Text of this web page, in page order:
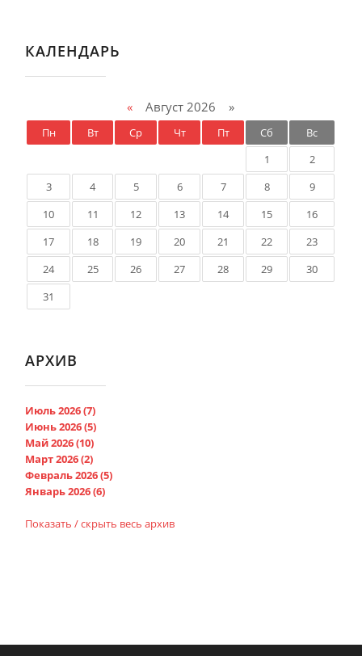
КАЛЕНДАРЬ
« Август 2026 »
Пн Вт Ср Чт Пт Сб
Вс
1
2
3
4 5 6 7 8
9
10
11 12 13 14 15
16
17
18 19 20 21 22
23
24
25 26 27 28 29
30
31
АРХИВ
Июль 2026 (7)
Июнь 2026 (5)
Май 2026 (10)
Март 2026 (2)
Февраль 2026 (5)
Январь 2026 (6)
Показать / скрыть весь архив